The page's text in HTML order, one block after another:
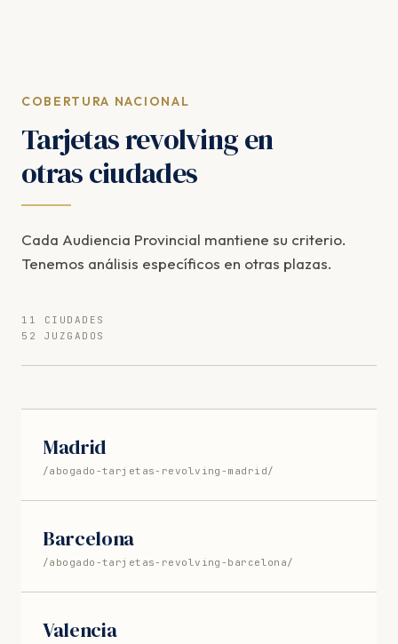
COBERTURA NACIONAL
Tarjetas revolving en
otras ciudades
Cada Audiencia Provincial mantiene su criterio.
Tenemos análisis específicos en otras plazas.
11 CIUDADES
52 JUZGADOS
Madrid
/abogado-tarjetas-revolving-madrid/
Barcelona
/abogado-tarjetas-revolving-barcelona/
Valencia